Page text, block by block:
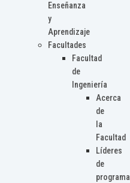
Enseñanza
y
Aprendizaje
Facultades
Facultad
de
Ingeniería
Acerca
de
la
Facultad
Líderes
de
programa